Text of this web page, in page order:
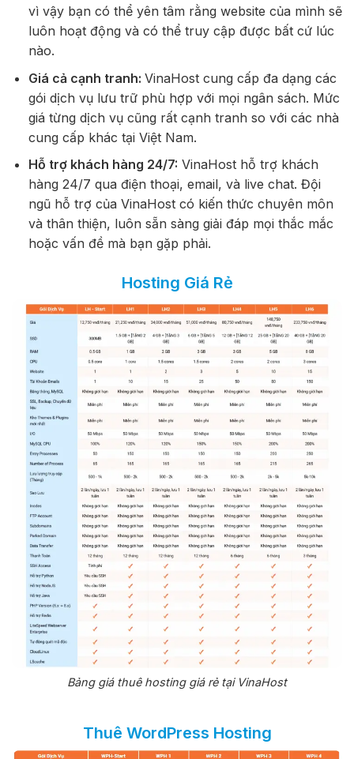
vì vậy bạn có thể yên tâm rằng website của mình sẽ
luôn hoạt động và có thể truy cập được bất cứ lúc
nào.
Giá cả cạnh tranh: VinaHost cung cấp đa dạng các
gói dịch vụ lưu trữ phù hợp với mọi ngân sách. Mức
giá từng dịch vụ cũng rất cạnh tranh so với các nhà
cung cấp khác tại Việt Nam.
Hỗ trợ khách hàng 24/7: VinaHost hỗ trợ khách
hàng 24/7 qua điện thoại, email, và live chat. Đội
ngũ hỗ trợ của VinaHost có kiến thức chuyên môn
và thân thiện, luôn sẵn sàng giải đáp mọi thắc mắc
hoặc vấn đề mà bạn gặp phải.
Hosting Giá Rẻ
Bảng giá thuê hosting giá rẻ tại VinaHost
Thuê WordPress Hosting